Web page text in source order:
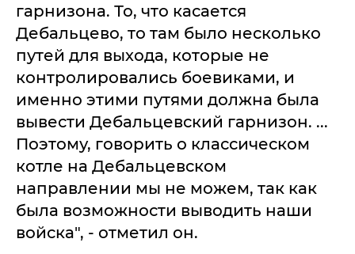
гарнизона. То, что касается
Дебальцево, то там было несколько
путей для выхода, которые не
контролировались боевиками, и
именно этими путями должна была
вывести Дебальцевский гарнизон. ...
Поэтому, говорить о классическом
котле на Дебальцевском
направлении мы не можем, так как
была возможности выводить наши
войска", - отметил он.